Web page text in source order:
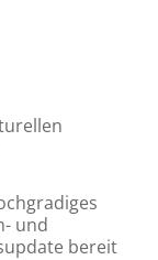
und
bereit